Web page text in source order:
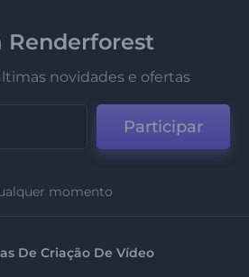
Renderforest
novidades e ofertas
Participar
momento
De Criação De Vídeo